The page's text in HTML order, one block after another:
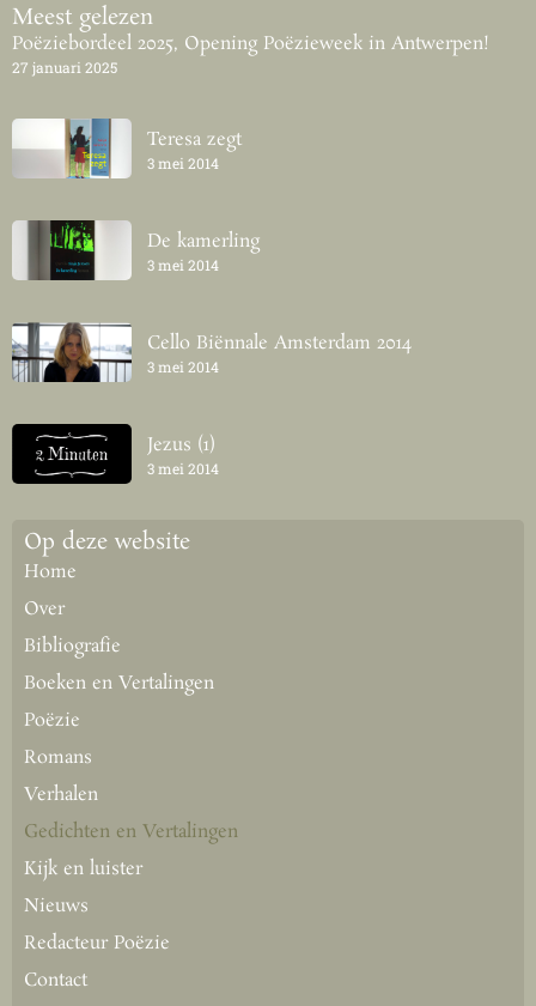
Meest gelezen
Poëziebordeel 2025, Opening Poëzieweek in Antwerpen!
27 januari 2025
Teresa zegt
3 mei 2014
De kamerling
3 mei 2014
Cello Biënnale Amsterdam 2014
3 mei 2014
Jezus (1)
3 mei 2014
Op deze website
Home
Over
Bibliografie
Boeken en Vertalingen
Poëzie
Romans
Verhalen
Gedichten en Vertalingen
Kijk en luister
Nieuws
Redacteur Poëzie
Contact